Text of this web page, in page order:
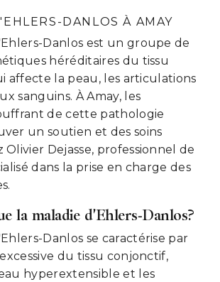
DANLOS À AMAY
Danlos est un groupe de
héréditaires du tissu
affecte la peau, les articulations
sanguins. À Amay, les
de cette pathologie
un soutien et des soins
Olivier Dejasse, professionnel de
dans la prise en charge des
la maladie d'Ehlers-Danlos?
Danlos se caractérise par
du tissu conjonctif,
hyperextensible et les